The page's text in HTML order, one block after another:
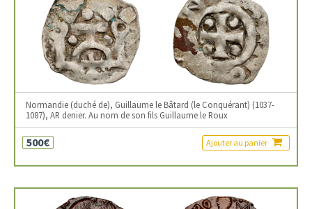
Normandie (duché de), Guillaume le Bâtard (le Conquérant) (1037-
1087), AR denier. Au nom de son fils Guillaume le Roux
500€ Ajouter au panier